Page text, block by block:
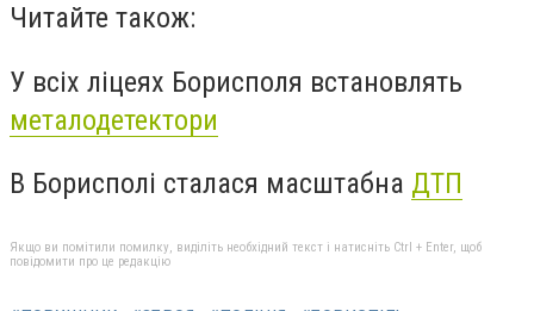
Читайте також:
У всіх ліцеях Борисполя встановлять
металодетектори
В Борисполі сталася масштабна ДТП
Якщо ви помітили помилку, виділіть необхідний текст і натисніть Ctrl + Enter, щоб
повідомити про це редакцію